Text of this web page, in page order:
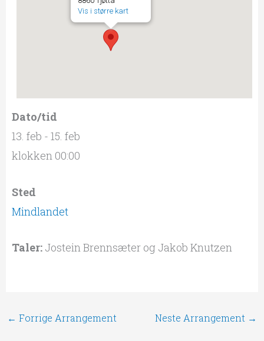
Vis i større kart
Dato/tid
13. feb - 15. feb
klokken 00:00
Sted
Mindlandet
Taler:Jostein Brennsæter og Jakob Knutzen
← Forrige Arrangement Neste Arrangement →